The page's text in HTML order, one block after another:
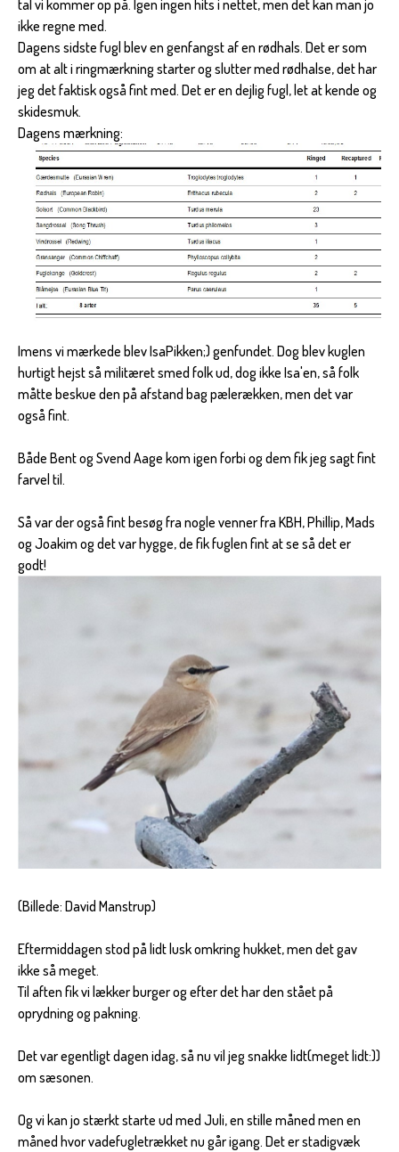
tal vi kommer op på. Igen ingen hits i nettet, men det kan man jo
ikke regne med.
Dagens sidste fugl blev en genfangst af en rødhals. Det er som
om at alt i ringmærkning starter og slutter med rødhalse, det har
jeg det faktisk også fint med. Det er en dejlig fugl, let at kende og
skidesmuk.
Dagens mærkning:
Imens vi mærkede blev IsaPikken;) genfundet. Dog blev kuglen
hurtigt hejst så militæret smed folk ud, dog ikke Isa'en, så folk
måtte beskue den på afstand bag pælerækken, men det var
også fint.
Både Bent og Svend Aage kom igen forbi og dem fik jeg sagt fint
farvel til.
Så var der også fint besøg fra nogle venner fra KBH, Phillip, Mads
og Joakim og det var hygge, de fik fuglen fint at se så det er
godt!
(Billede: David Manstrup)
Eftermiddagen stod på lidt lusk omkring hukket, men det gav
ikke så meget.
Til aften fik vi lækker burger og efter det har den stået på
oprydning og pakning.
Det var egentligt dagen idag, så nu vil jeg snakke lidt(meget lidt:))
om sæsonen.
Og vi kan jo stærkt starte ud med Juli, en stille måned men en
måned hvor vadefugletrækket nu går igang. Det er stadigvæk